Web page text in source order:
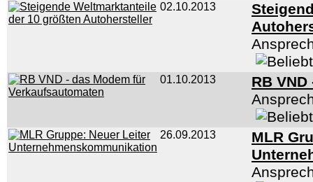
02.10.2013
01.10.2013
RB
26.09.2013
MLR